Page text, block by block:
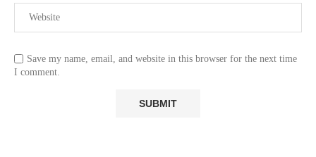
Save my name, email, and website in this browser for the next time
I comment.